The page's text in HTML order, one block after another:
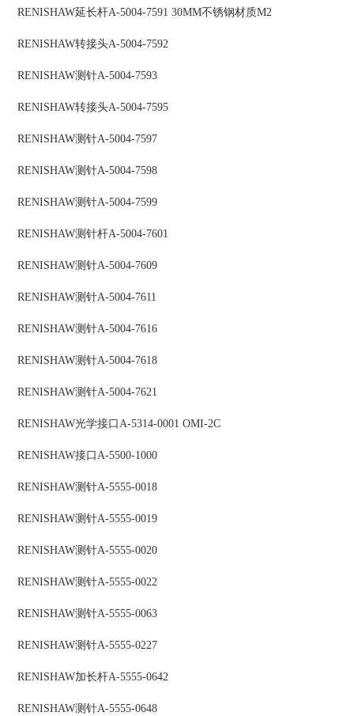
RENISHAW延长杆A-5004-7591 30MM不锈钢材质M2
RENISHAW转接头A-5004-7592
RENISHAW测针A-5004-7593
RENISHAW转接头A-5004-7595
RENISHAW测针A-5004-7597
RENISHAW测针A-5004-7598
RENISHAW测针A-5004-7599
RENISHAW测针杆A-5004-7601
RENISHAW测针A-5004-7609
RENISHAW测针A-5004-7611
RENISHAW测针A-5004-7616
RENISHAW测针A-5004-7618
RENISHAW测针A-5004-7621
RENISHAW光学接口A-5314-0001 OMI-2C
RENISHAW接口A-5500-1000
RENISHAW测针A-5555-0018
RENISHAW测针A-5555-0019
RENISHAW测针A-5555-0020
RENISHAW测针A-5555-0022
RENISHAW测针A-5555-0063
RENISHAW测针A-5555-0227
RENISHAW加长杆A-5555-0642
RENISHAW测针A-5555-0648